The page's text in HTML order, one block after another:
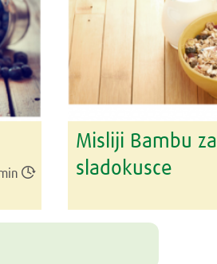

Misliji Bambu za
sladokusce